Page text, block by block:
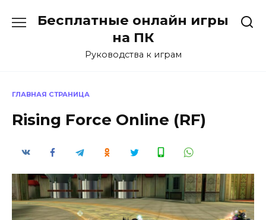
Бесплатные онлайн игры
на ПК
Руководства к играм
ГЛАВНАЯ СТРАНИЦА
Rising Force Online (RF)